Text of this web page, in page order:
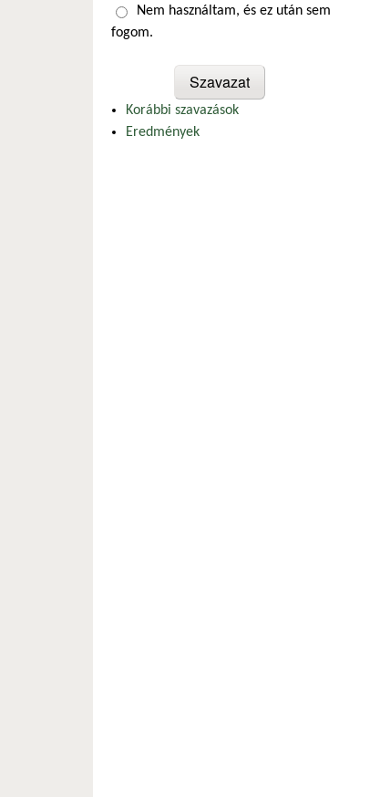
Nem használtam, és ez után sem
fogom.
Korábbi szavazások
Eredmények